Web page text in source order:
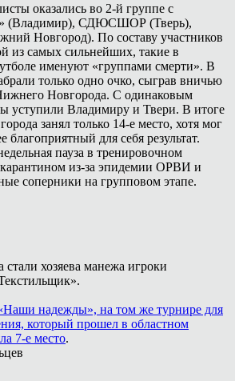
оказались во 2-й группе с
(Владимир), СДЮСШОР (Тверь),
Новгород). По составу участников
из самых сильнейших, такие в
именуют «группами смерти». В
только одно очко, сыграв вничью
Новгорода. С одинаковым
уступили Владимиру и Твери. В итоге
занял только 14-е место, хотя мог
благоприятный для себя результат.
пауза в тренировочном
карантином из-за эпидемии ОРВИ и
соперники на групповом этапе.
хозяева манежа игроки
надежды», на том же турнире для
который прошел в областном
7-е место.